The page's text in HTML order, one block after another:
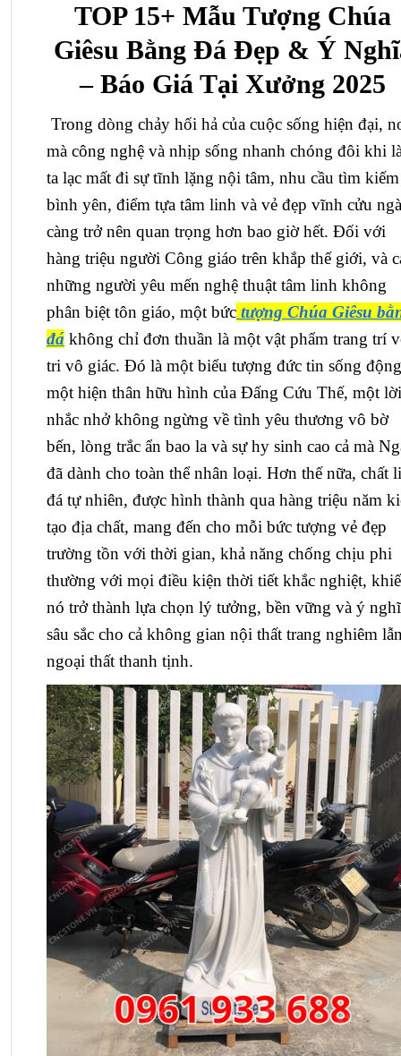
TOP 15+ Mẫu Tượng Chúa
Giêsu Bằng Đá Đẹp & Ý
– Báo Giá Tại Xưởng 2025
Trong dòng chảy hối hả của cuộc sống hiện đại,
mà công nghệ và nhịp sống nhanh chóng đôi khi
ta lạc mất đi sự tĩnh lặng nội tâm, nhu cầu tìm
bình yên, điểm tựa tâm linh và vẻ đẹp vĩnh cửu
càng trở nên quan trọng hơn bao giờ hết. Đối với
hàng triệu người Công giáo trên khắp thế giới, và
những người yêu mến nghệ thuật tâm linh không
phân biệt tôn giáo, một bức tượng Chúa Giêsu
đá không chỉ đơn thuần là một vật phẩm trang trí
tri vô giác. Đó là một biểu tượng đức tin sống
một hiện thân hữu hình của Đấng Cứu Thế, một lời
nhắc nhở không ngừng về tình yêu thương vô bờ
bến, lòng trắc ẩn bao la và sự hy sinh cao cả mà
đã dành cho toàn thể nhân loại. Hơn thế nữa, chất
đá tự nhiên, được hình thành qua hàng triệu năm
tạo địa chất, mang đến cho mỗi bức tượng vẻ đẹp
trường tồn với thời gian, khả năng chống chịu phi
thường với mọi điều kiện thời tiết khắc nghiệt,
nó trở thành lựa chọn lý tưởng, bền vững và ý
sâu sắc cho cả không gian nội thất trang nghiêm
ngoại thất thanh tịnh.